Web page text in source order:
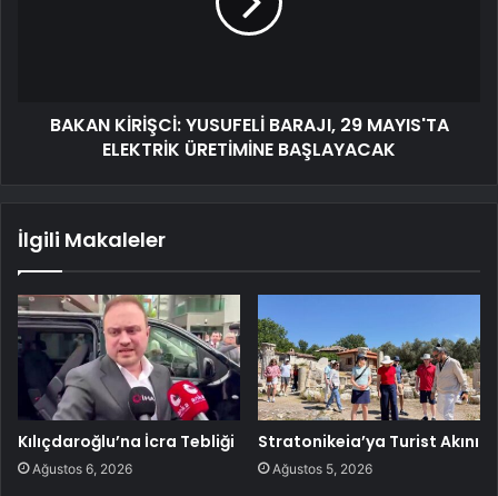
BAKAN KİRİŞCİ: YUSUFELİ BARAJI, 29 MAYIS'TA
ELEKTRİK ÜRETİMİNE BAŞLAYACAK
İlgili Makaleler
Kılıçdaroğlu’na İcra Tebliği
Ağustos 6, 2026
Stratonikeia’ya Turist Akını
Ağustos 5, 2026